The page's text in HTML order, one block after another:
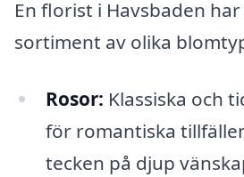
En florist i Havsbaden
sortiment av olika
Rosor: Klassiska och
för romantiska
tecken på djup